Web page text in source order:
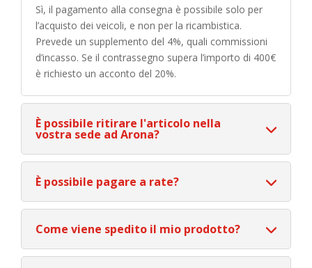
Sì, il pagamento alla consegna è possibile solo per
l’acquisto dei veicoli, e non per la ricambistica.
Prevede un supplemento del 4%, quali commissioni
d’incasso. Se il contrassegno supera l’importo di 400€
è richiesto un acconto del 20%.
È possibile ritirare l'articolo nella
vostra sede ad Arona?
È possibile pagare a rate?
Come viene spedito il mio prodotto?